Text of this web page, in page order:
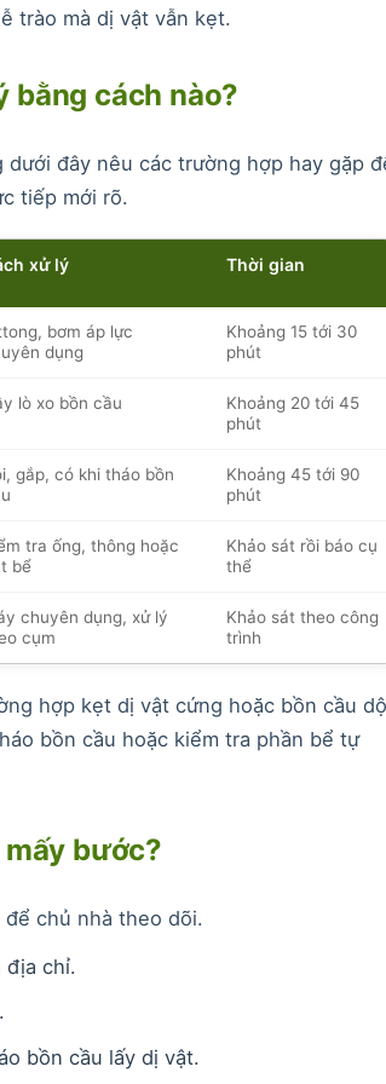
trào mà dị vật vẫn kẹt.
bằng cách nào?
đây nêu các trường hợp hay gặp
tiếp mới rõ.
xử lý Thời gian
bơm áp lực
dụng
Khoảng 15 tới 30
phút
lò xo bồn cầu
Khoảng 20 tới 45
phút
gắp, có khi tháo bồn
Khoảng 45 tới 90
phút
tra ống, thông hoặc
bể
Khảo sát rồi báo cụ
thể
chuyên dụng, xử lý
cụm
Khảo sát theo công
trình
hợp kẹt dị vật cứng hoặc bồn cầu
bồn cầu hoặc kiểm tra phần bể tự
mấy bước?
chủ nhà theo dõi.
địa chỉ.
bồn cầu lấy dị vật.